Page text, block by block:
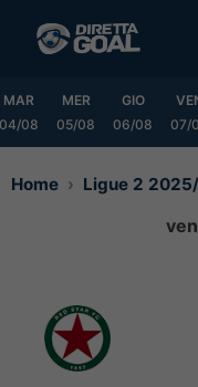
MAR
04/08
MER
05/08
GIO
06/08
07/
Home Ligue 2